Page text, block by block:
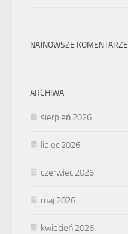
NAJNOWSZE KOMENTARZE
ARCHIWA
sierpień 2026
lipiec 2026
czerwiec 2026
maj 2026
kwiecień 2026